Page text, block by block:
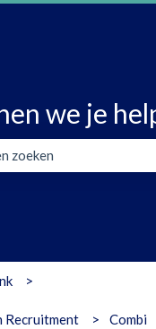
we je
Recruitment Combi